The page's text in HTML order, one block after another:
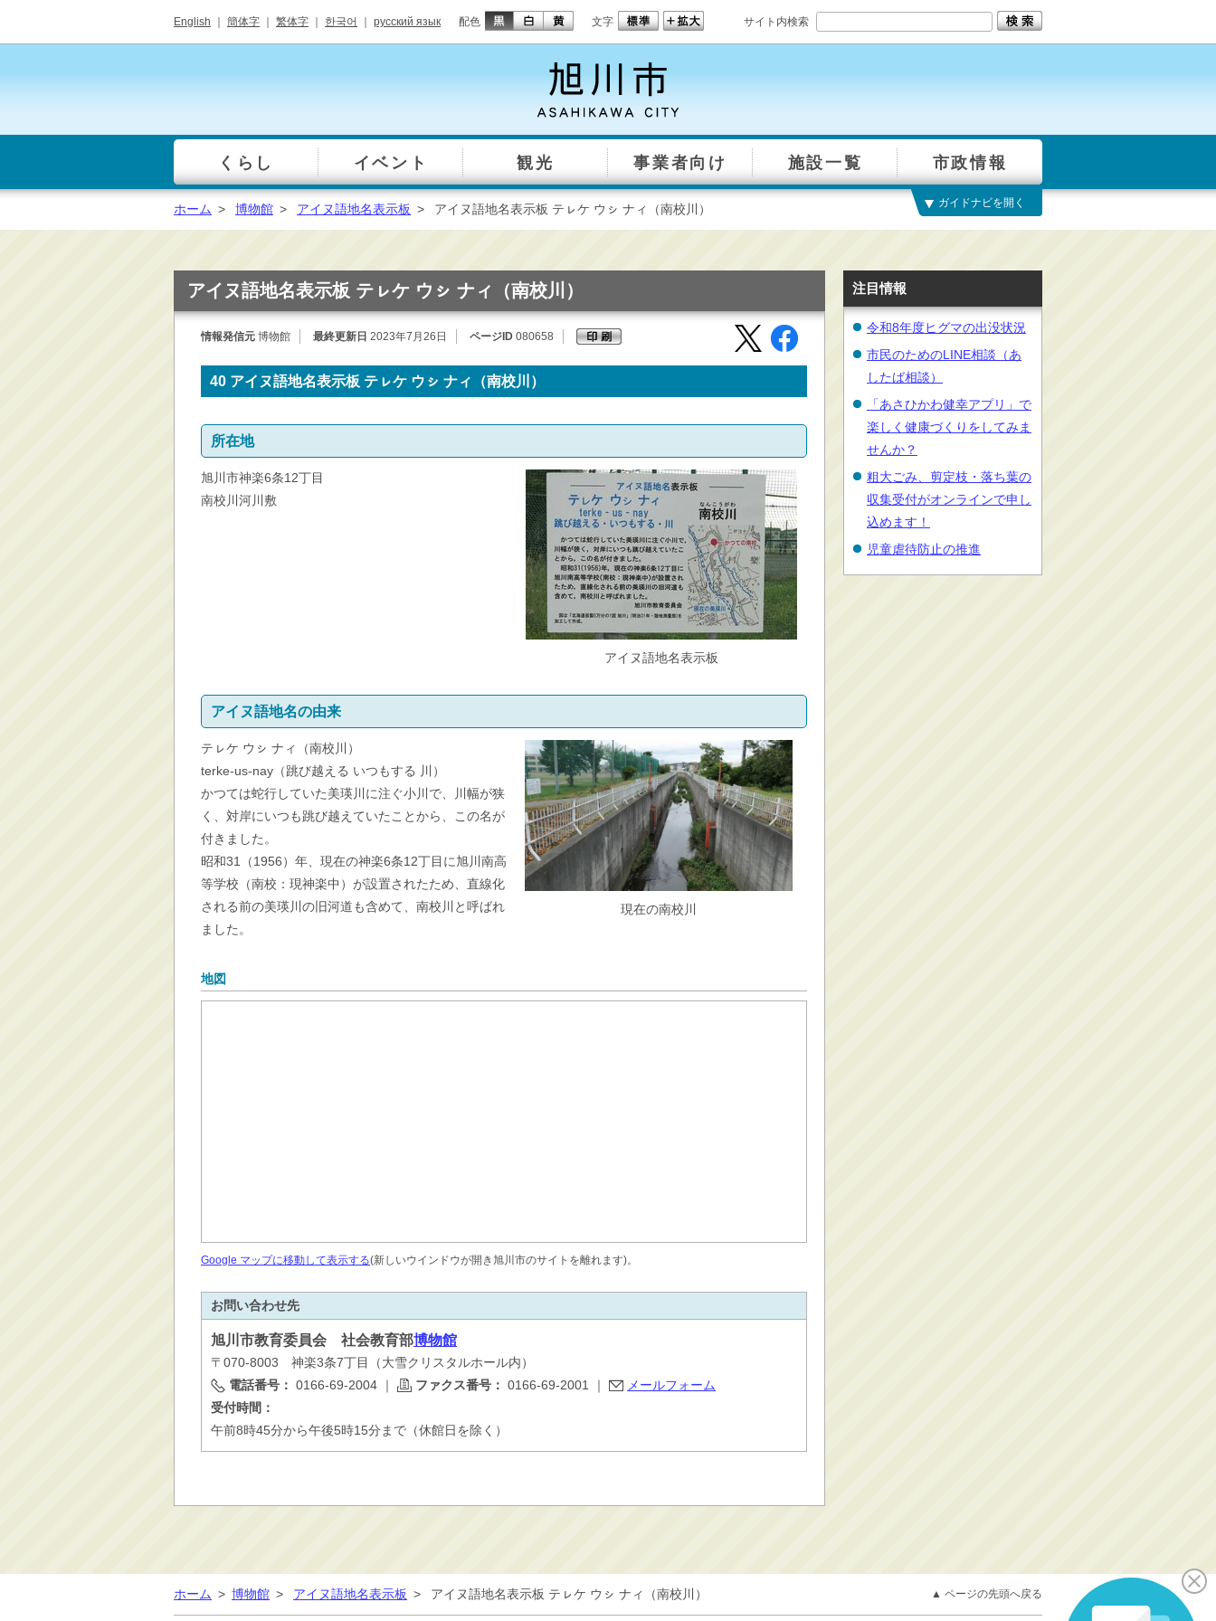
English 簡体字 繁体字 한국어 русский язык 配色 文字 サイト内検索
一覧
くらし イベント 観光 事業者向け 施設一覧 市政情報
総合窓口
手続き・届出（戸籍・
ごみ・リサイクル・環
境保全
消防・救急
防災・安全
学ぶ・文化・スポーツ
産業・しごと・消費生
市議会・選挙
その他
ガイドナビを開く
ホーム > 博物館 > アイヌ語地名表示板 > アイヌ語地名表示板 テㇾケ ウㇱ ナィ（南校川）
アイヌ語地名表示板 テㇾケ ウㇱ ナィ（南校川）
情報発信元 博物館 最終更新日 2023年7月26日 ページID 080658
40 アイヌ語地名表示板 テㇾケ ウㇱ ナィ（南校川）
所在地
アイヌ語地名表示板
旭川市神楽6条12丁目
南校川河川敷
アイヌ語地名の由来
現在の南校川
テㇾケ ウㇱ ナィ（南校川）
terke-us-nay（跳び越える いつもする 川）
かつては蛇行していた美瑛川に注ぐ小川で、川幅が狭
く、対岸にいつも跳び越えていたことから、この名が
付きました。
昭和31（1956）年、現在の神楽6条12丁目に旭川南高
等学校（南校：現神楽中）が設置されたため、直線化
される前の美瑛川の旧河道も含めて、南校川と呼ばれ
ました。
地図
Google マップに移動して表示する(新しいウインドウが開き旭川市のサイトを離れます)。
お問い合わせ先
旭川市教育委員会 社会教育部博物館
〒070-8003 神楽3条7丁目（大雪クリスタルホール内）
電話番号： 0166-69-2004 ｜ ファクス番号： 0166-69-2001 ｜
メールフォーム
受付時間：
午前8時45分から午後5時15分まで（休館日を除く）
注目情報
令和8年度ヒグマの出没状況
市民のためのLINE相談（あ
したば相談）
「あさひかわ健幸アプリ」で
楽しく健康づくりをしてみま
せんか？
粗大ごみ、剪定枝・落ち葉の
収集受付がオンラインで申し
込めます！
児童虐待防止の推進
ホーム > 博物館 > アイヌ語地名表示板 > アイヌ語地名表示板 テㇾケ ウㇱ ナィ（南校川） ▲ ページの先頭へ戻る